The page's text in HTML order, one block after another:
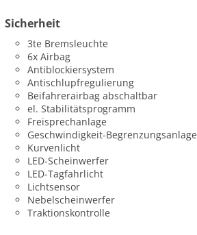
Sicherheit
3te Bremsleuchte
6x Airbag
Antiblockiersystem
Antischlupfregulierung
Beifahrerairbag abschaltbar
el. Stabilitätsprogramm
Freisprechanlage
Geschwindigkeit-Begrenzungsanlage
Kurvenlicht
LED-Scheinwerfer
LED-Tagfahrlicht
Lichtsensor
Nebelscheinwerfer
Traktionskontrolle